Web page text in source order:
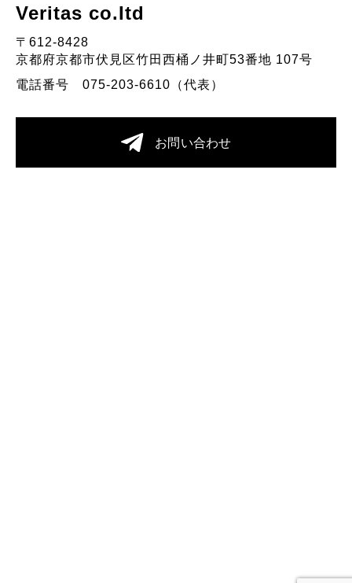
Veritas co.Itd
〒612-8428
京都府京都市伏見区竹田西桶ノ井町53番地 107号
電話番号 075-203-6610（代表）